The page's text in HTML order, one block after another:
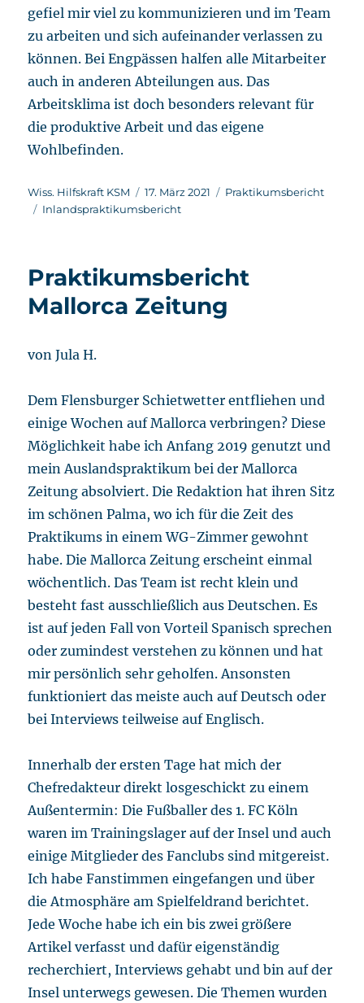
gefiel mir viel zu kommunizieren und im Team
zu arbeiten und sich aufeinander verlassen zu
können. Bei Engpässen halfen alle Mitarbeiter
auch in anderen Abteilungen aus. Das
Arbeitsklima ist doch besonders relevant für
die produktive Arbeit und das eigene
Wohlbefinden.
Autor
Wiss. Hilfskraft KSM
Veröffentlicht
am
17. März 2021 Kategorien
Praktikumsbericht
Schlagwörter
Inlandspraktikumsbericht
Praktikumsbericht
Mallorca Zeitung
von Jula H.
Dem Flensburger Schietwetter entfliehen und
einige Wochen auf Mallorca verbringen? Diese
Möglichkeit habe ich Anfang 2019 genutzt und
mein Auslandspraktikum bei der Mallorca
Zeitung absolviert. Die Redaktion hat ihren Sitz
im schönen Palma, wo ich für die Zeit des
Praktikums in einem WG-Zimmer gewohnt
habe. Die Mallorca Zeitung erscheint einmal
wöchentlich. Das Team ist recht klein und
besteht fast ausschließlich aus Deutschen. Es
ist auf jeden Fall von Vorteil Spanisch sprechen
oder zumindest verstehen zu können und hat
mir persönlich sehr geholfen. Ansonsten
funktioniert das meiste auch auf Deutsch oder
bei Interviews teilweise auf Englisch.
Innerhalb der ersten Tage hat mich der
Chefredakteur direkt losgeschickt zu einem
Außentermin: Die Fußballer des 1. FC Köln
waren im Trainingslager auf der Insel und auch
einige Mitglieder des Fanclubs sind mitgereist.
Ich habe Fanstimmen eingefangen und über
die Atmosphäre am Spielfeldrand berichtet.
Jede Woche habe ich ein bis zwei größere
Artikel verfasst und dafür eigenständig
recherchiert, Interviews gehabt und bin auf der
Insel unterwegs gewesen. Die Themen wurden